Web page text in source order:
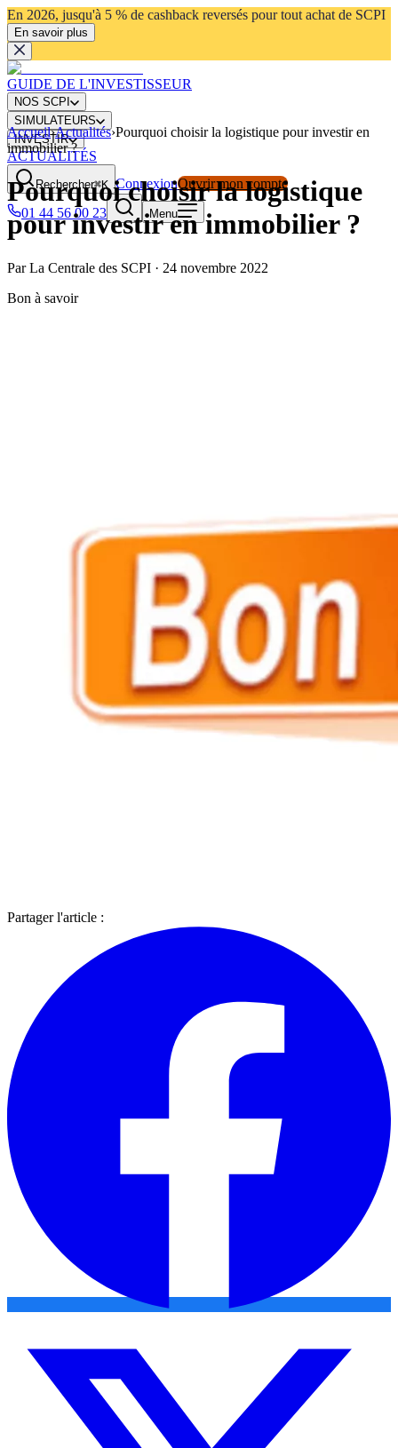
En 2026, jusqu'à 5 % de cashback reversés pour tout achat de SCPI
En savoir plus
GUIDE DE L'INVESTISSEUR
NOS SCPI
SIMULATEURS
INVESTIR
ACTUALITÉS
Rechercher⌘K ConnexionOuvrir mon compte
01 44 56 00 23
Menu
Accueil›Actualités›Pourquoi choisir la logistique pour investir en
immobilier ?
Pourquoi choisir la logistique
pour investir en immobilier ?
Par La Centrale des SCPI · 24 novembre 2022
Bon à savoir
Partager l'article :